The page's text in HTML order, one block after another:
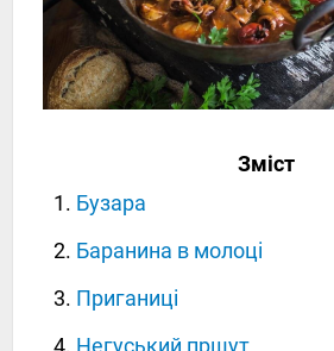
Зміст
Бузара
Баранина в молоці
Приганиці